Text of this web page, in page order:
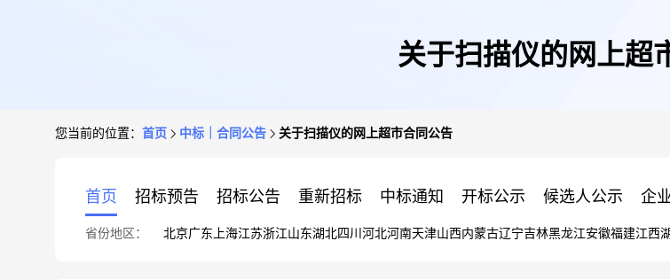
关于扫描仪的网上超
您当前的位置： 首页 中标｜合同公告 关于扫描仪的网上超市合同公告
首页 招标预告 招标公告 重新招标 中标通知 开标公示 候选人公示 企
省份地区： 北京广东 上海江苏浙江山东湖北四川 河北河南天津山西内蒙古辽宁吉林黑龙江安徽福建江西